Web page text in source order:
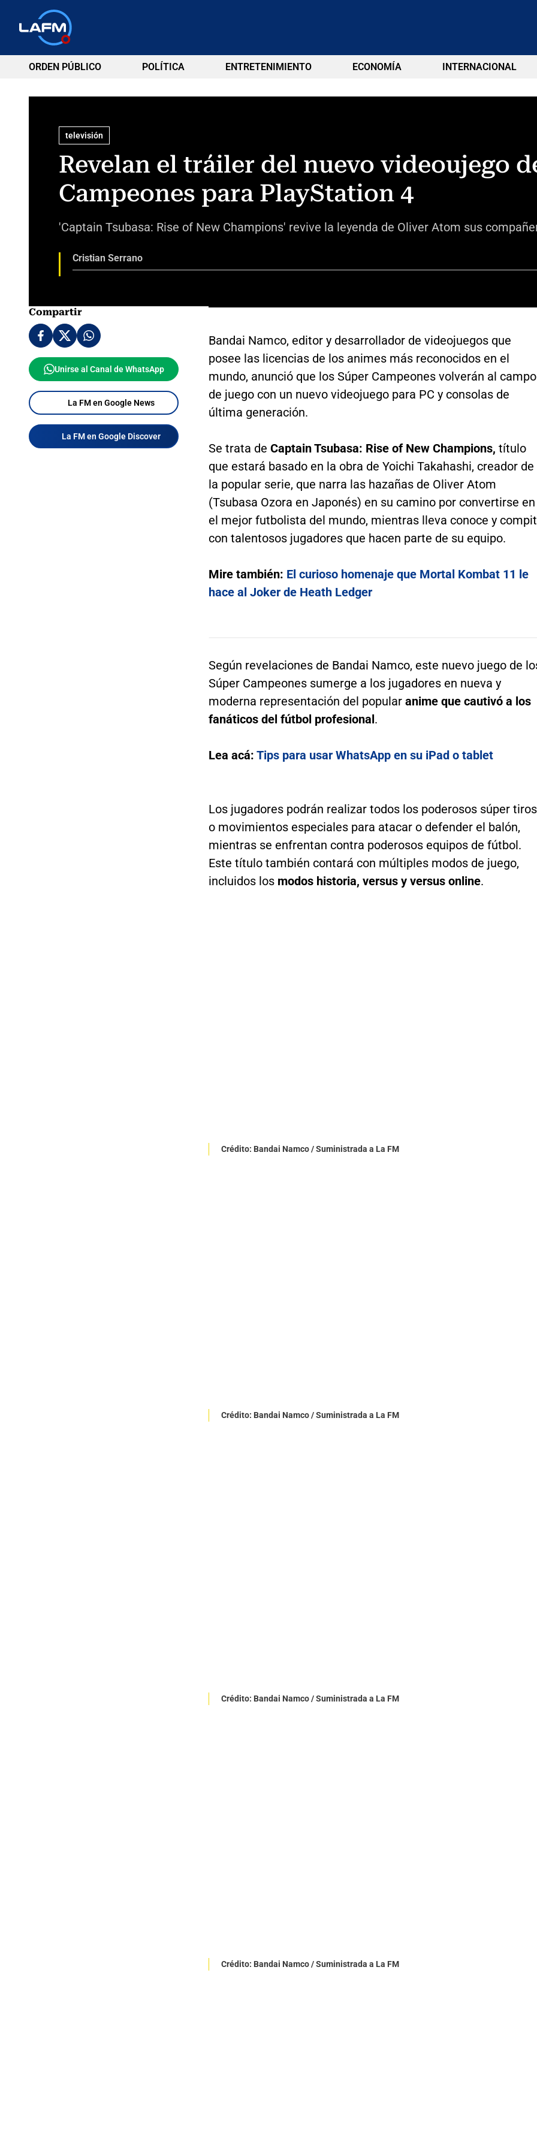
ORDEN PÚBLICO POLÍTICA ENTRETENIMIENTO ECONOMÍA INTERNACIONAL
televisión
Revelan el tráiler del nuevo videoujego
Campeones para PlayStation 4
'Captain Tsubasa: Rise of New Champions' revive la leyenda de Oliver Atom sus
Cristian Serrano
Compartir
Unirse al Canal de WhatsApp
La FM en Google News
La FM en Google Discover
Bandai Namco, editor y desarrollador de videojuegos que
posee las licencias de los animes más reconocidos en el
mundo, anunció que los Súper Campeones volverán al campo
de juego con un nuevo videojuego para PC y consolas de
última generación.
Se trata de Captain Tsubasa: Rise of New Champions, título
que estará basado en la obra de Yoichi Takahashi, creador de
la popular serie, que narra las hazañas de Oliver Atom
(Tsubasa Ozora en Japonés) en su camino por convertirse en
el mejor futbolista del mundo, mientras lleva conoce y
con talentosos jugadores que hacen parte de su equipo.
Mire también: El curioso homenaje que Mortal Kombat 11 le
hace al Joker de Heath Ledger
Según revelaciones de Bandai Namco, este nuevo juego de
Súper Campeones sumerge a los jugadores en nueva y
moderna representación del popular anime que cautivó a los
fanáticos del fútbol profesional.
Lea acá: Tips para usar WhatsApp en su iPad o tablet
Los jugadores podrán realizar todos los poderosos súper tiros
o movimientos especiales para atacar o defender el balón,
mientras se enfrentan contra poderosos equipos de fútbol.
Este título también contará con múltiples modos de juego,
incluidos los modos historia, versus y versus online.
Crédito: Bandai Namco / Suministrada a La FM
Crédito: Bandai Namco / Suministrada a La FM
Crédito: Bandai Namco / Suministrada a La FM
Crédito: Bandai Namco / Suministrada a La FM